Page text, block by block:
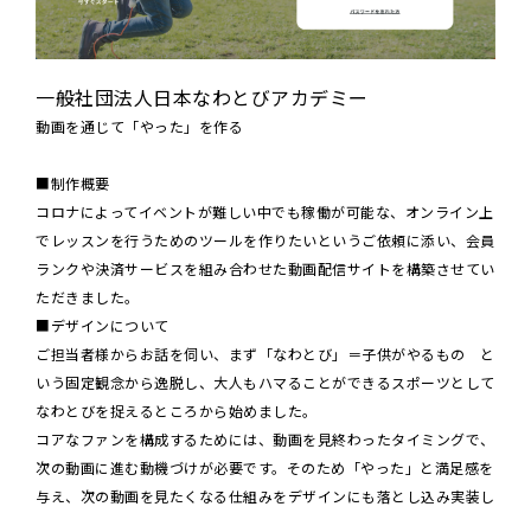
一般社団法人日本なわとびアカデミー
動画を通じて「やった」を作る
■制作概要
コロナによってイベントが難しい中でも稼働が可能な、オンライン上
でレッスンを行うためのツールを作りたいというご依頼に添い、会員
ランクや決済サービスを組み合わせた動画配信サイトを構築させてい
ただきました。
■デザインについて
ご担当者様からお話を伺い、まず「なわとび」＝子供がやるもの と
いう固定観念から逸脱し、大人もハマることができるスポーツとして
なわとびを捉えるところから始めました。
コアなファンを構成するためには、動画を見終わったタイミングで、
次の動画に進む動機づけが必要です。そのため「やった」と満足感を
与え、次の動画を見たくなる仕組みをデザインにも落とし込み実装し